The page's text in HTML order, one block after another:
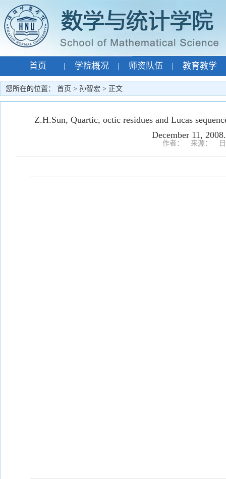
首页 学院概况 师资队伍 教育教学
专题网站 | 孙智宏 |
您所在的位置： 首页 > 孙智宏 > 正文
Z.H.Sun, Quartic, octic residues and Lucas
December 11,
作者： 来源： 日